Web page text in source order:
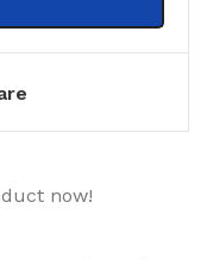
now!